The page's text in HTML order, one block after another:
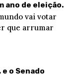
ano de eleição.
vai votar
que arrumar
o Senado